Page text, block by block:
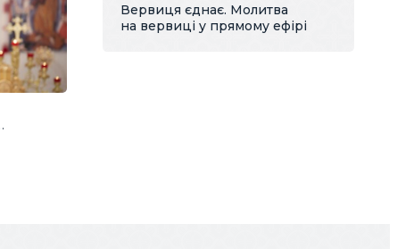
Вервиця єднає. Молитва
на вервиці у прямому ефірі